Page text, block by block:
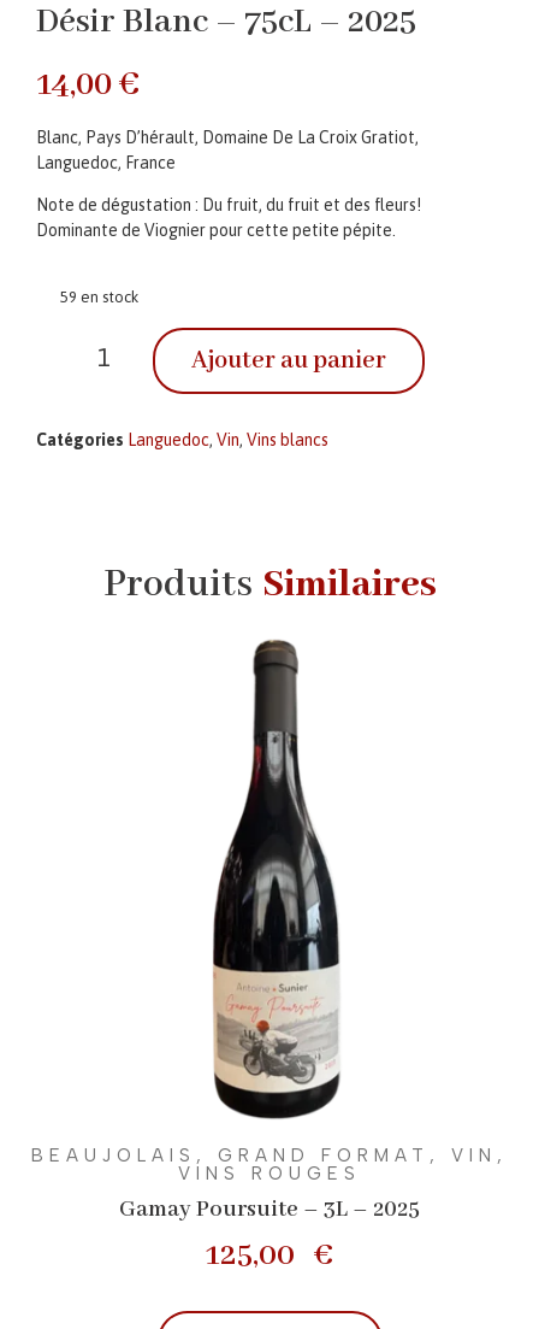
Désir Blanc – 75cL – 2025
14,00€
Blanc, Pays D’hérault, Domaine De La Croix Gratiot,
Languedoc, France
Note de dégustation : Du fruit, du fruit et des fleurs!
Dominante de Viognier pour cette petite pépite.
59 en stock
Ajouter au panier
Catégories Languedoc, Vin, Vins blancs
Produits Similaires
BEAUJOLAIS , GRAND FORMAT , VIN ,
VINS ROUGES
Gamay Poursuite – 3L – 2025
125,00 €